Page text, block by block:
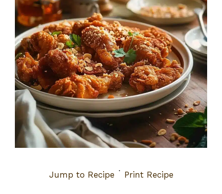
Jump to Recipe · Print Recipe